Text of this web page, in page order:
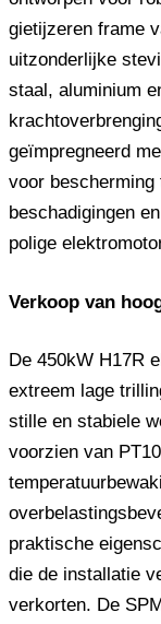
gietijzeren frame
uitzonderlijke
staal, aluminium
geïmpregneerd
voor
beschadigingen
polige
Verkoop van
De 450kW H17R
extreem lage
stille en stabiele
voorzien van
praktische
die de installatie
verkorten. De